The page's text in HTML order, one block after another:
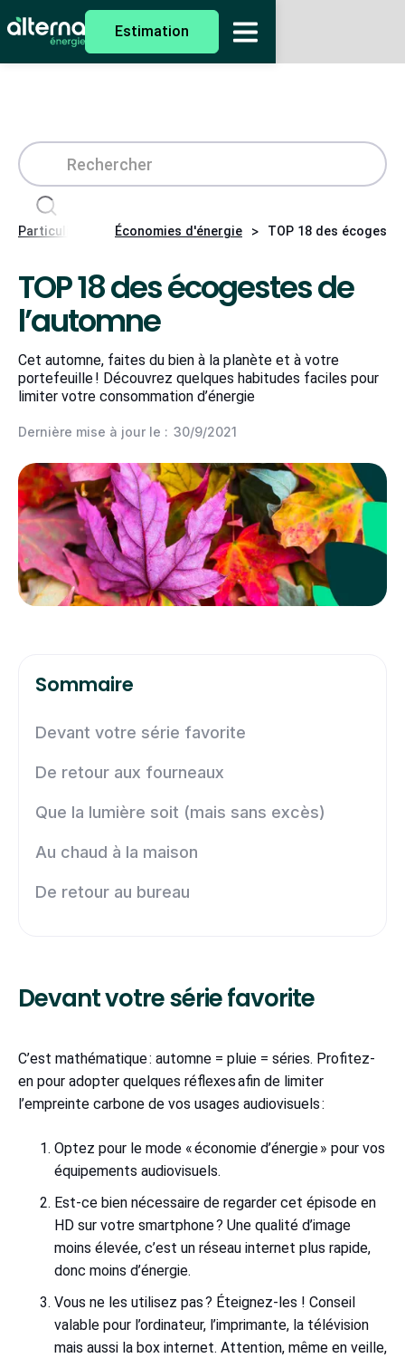
Estimation
Particuliers Économies d'énergie > TOP 18 des
TOP 18 des écogestes de
l’automne
Cet automne, faites du bien à la planète et à votre
portefeuille ! Découvrez quelques habitudes faciles pour
limiter votre consommation d’énergie
Dernière mise à jour le : 30/9/2021
Sommaire
Devant votre série favorite
De retour aux fourneaux
Que la lumière soit (mais sans excès)
Au chaud à la maison
De retour au bureau
Devant votre série favorite
C’est mathématique : automne = pluie = séries. Profitez-
en pour adopter quelques réflexes afin de limiter
l’empreinte carbone de vos usages audiovisuels :
Optez pour le mode « économie d’énergie » pour vos
équipements audiovisuels.
Est-ce bien nécessaire de regarder cet épisode en
HD sur votre smartphone ? Une qualité d’image
moins élevée, c’est un réseau internet plus rapide,
donc moins d’énergie.
Vous ne les utilisez pas ? Éteignez-les ! Conseil
valable pour l’ordinateur, l’imprimante, la télévision
mais aussi la box internet. Attention, même en veille,